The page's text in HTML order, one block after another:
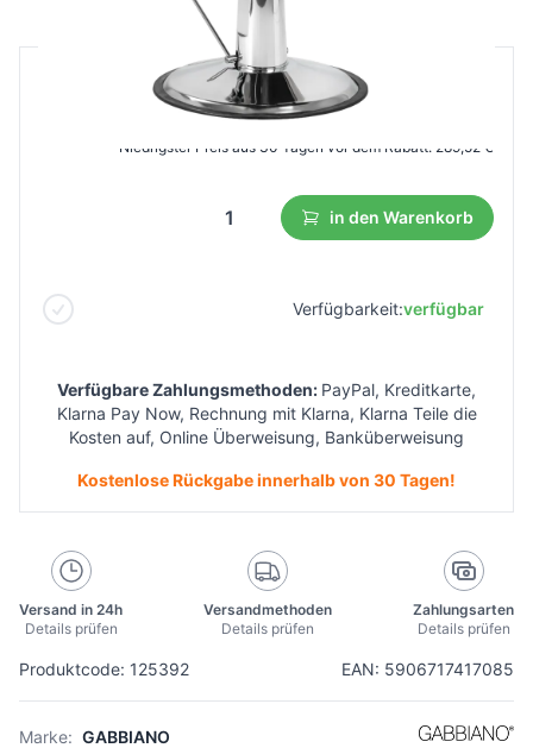
Produktcode: 125392 EAN: 5906717417085
Marke: GABBIANO
Niedrigster Preis aus 30 Tagen vor dem Rabatt: 289,52 €
in den Warenkorb
Verfügbarkeit:verfügbar
Verfügbare Zahlungsmethoden: PayPal, Kreditkarte,
Klarna Pay Now, Rechnung mit Klarna, Klarna Teile die
Kosten auf, Online Überweisung, Banküberweisung
Kostenlose Rückgabe innerhalb von 30 Tagen!
Versand in 24h
Details prüfen
Versandmethoden
Details prüfen
Zahlungsarten
Details prüfen